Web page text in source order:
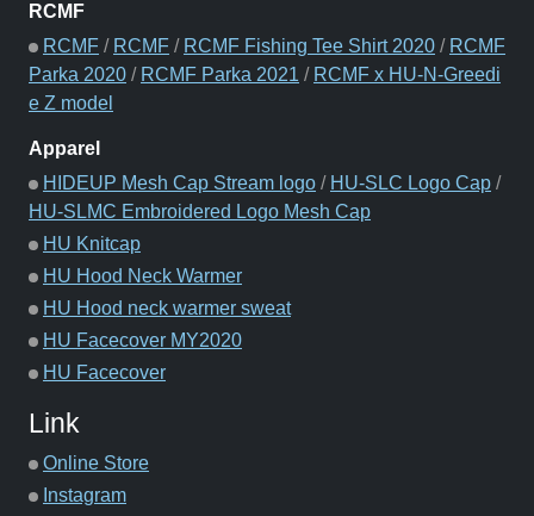
RCMF
RCMF / RCMF / RCMF Fishing Tee Shirt 2020 / RCMF
Parka 2020 / RCMF Parka 2021 / RCMF x HU-N-Greedi
e Z model
Apparel
HIDEUP Mesh Cap Stream logo / HU-SLC Logo Cap /
HU-SLMC Embroidered Logo Mesh Cap
HU Knitcap
HU Hood Neck Warmer
HU Hood neck warmer sweat
HU Facecover MY2020
HU Facecover
Link
Online Store
Instagram